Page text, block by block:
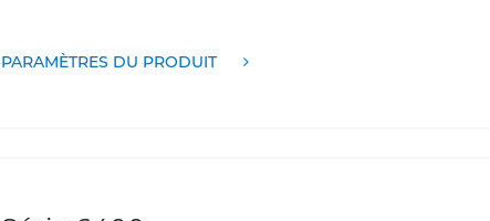
de rotation élevée et de sa durabilité, il est souvent utilisé dans
PARAMÈTRES DU PRODUIT